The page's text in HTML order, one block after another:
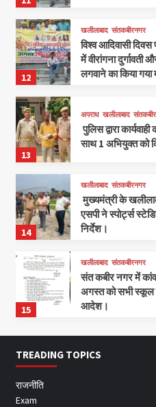
12
खलीलाबाद संतकबीरनगर
विश्व आदिवासी दिवस
में वीरांगना दुर्गावती
लगवाने का किया गया
13
अपराध खलीलाबाद
पुलिस द्वारा
साथ 1 अभियुक्त को
14
खलीलाबाद संतकबीरनगर
मुख्यमंत्री के
एसपी ने स्पोर्ट्स
निर्देश।
15
खलीलाबाद संतकबीरनगर
संत कबीर नगर में
अगस्त को सभी स्कूल
आदेश।
TREADING TOPICS
राजनीति
Exam